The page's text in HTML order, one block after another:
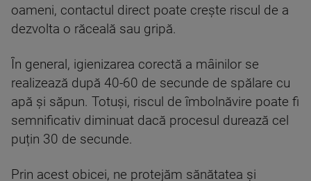
oameni, contactul direct poate crește riscul de a
dezvolta o răceală sau gripă.
În general, igienizarea corectă a mâinilor se
realizează după 40-60 de secunde de spălare cu
apă și săpun. Totuși, riscul de îmbolnăvire poate fi
semnificativ diminuat dacă procesul durează cel
puțin 30 de secunde.
Prin acest obicei, ne protejăm sănătatea și